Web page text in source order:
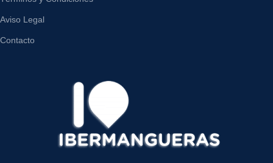
Aviso Legal
Contacto